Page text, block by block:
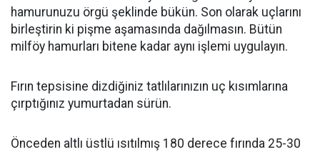
hamurunuzu örgü şeklinde bükün. Son olarak uçlarını
birleştirin ki pişme aşamasında dağılmasın. Bütün
milföy hamurları bitene kadar aynı işlemi uygulayın.
Fırın tepsisine dizdiğiniz tatlılarınızın uç kısımlarına
çırptığınız yumurtadan sürün.
Önceden altlı üstlü ısıtılmış 180 derece fırında 25-30